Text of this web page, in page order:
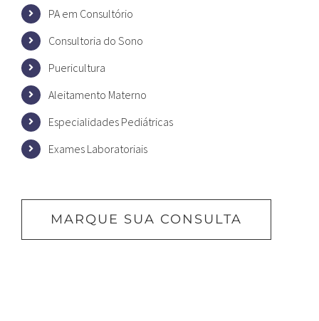
PA em Consultório
Consultoria do Sono
Puericultura
Aleitamento Materno
Especialidades Pediátricas
Exames Laboratoriais
MARQUE SUA CONSULTA